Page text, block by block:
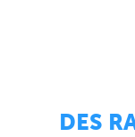
DES